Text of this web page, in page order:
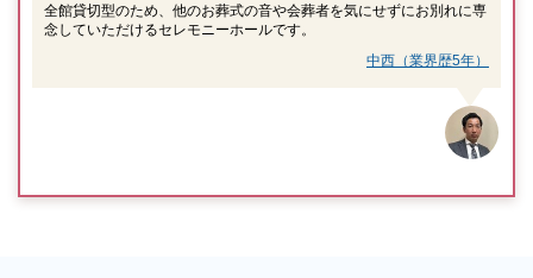
全館貸切型のため、他のお葬式の音や会葬者を気にせずにお別れに専
念していただけるセレモニーホールです。
中西（業界歴5年）